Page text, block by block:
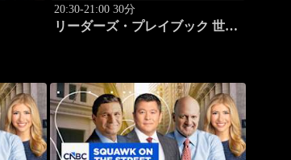
20:30-21:00 30分
リーダーズ・プレイブック 世界